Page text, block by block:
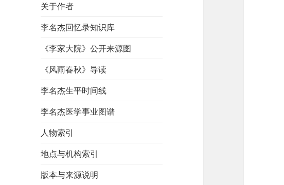
关于作者
李名杰回忆录知识库
《李家大院》公开来源图
《风雨春秋》导读
李名杰生平时间线
李名杰医学事业图谱
人物索引
地点与机构索引
版本与来源说明